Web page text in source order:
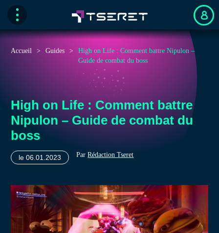
Accueil Guides
High on Life : Comment battre Nipulon –
Guide de combat du boss
High on Life : Comment battre
Nipulon – Guide de combat du
boss
le 06.01.2023 ParRédaction Tseret